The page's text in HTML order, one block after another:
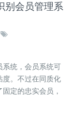
别会员管理系
系统，会员系统可
度。不过在同质化
定的忠实会员，